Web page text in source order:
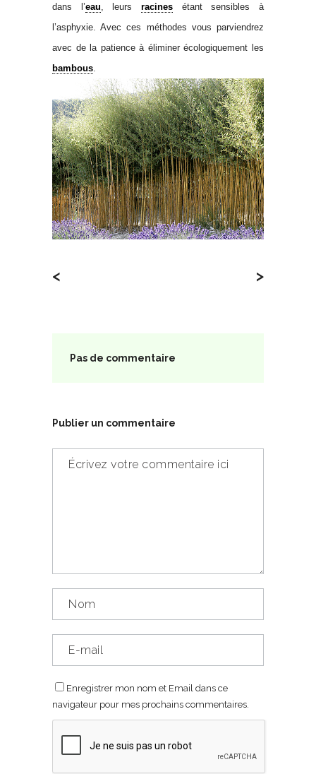
dans l’eau , leursracines étant sensibles à
l’asphyxie. Avec ces méthodes vous parviendrez
avec de la patience à éliminer écologiquement les
bambous
< >
Pas de commentaire
Publier un commentaire
Enregistrer mon nom et Email dans ce
navigateur pour mes prochains commentaires.